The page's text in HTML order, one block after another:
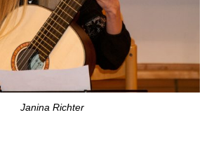
Janina Richter